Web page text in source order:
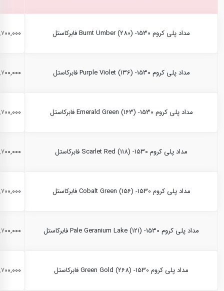
مداد پلی کروم Burnt Umber (280) -1530 فابرکاستل ۲,۷۰۰,۰۰۰
مداد پلی کروم Purple Violet (136) -1530 فابرکاستل ۲,۷۰۰,۰۰۰
مداد پلی کروم Emerald Green (163) -1530 فابرکاستل ۲,۷۰۰,۰۰۰
مداد پلی کروم Scarlet Red (118) -1530 فابرکاستل ۲,۷۰۰,۰۰۰
مداد پلی کروم Cobalt Green (156) -1530 فابرکاستل ۲,۷۰۰,۰۰۰
مداد پلی کروم Pale Geranium Lake (121) -1530 فابرکاستل ۲,۷۰۰,۰۰۰
مداد پلی کروم Green Gold (268) -1530 فابرکاستل ۲,۷۰۰,۰۰۰